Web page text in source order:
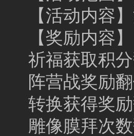
【活动内容
【奖励内容】
祈福获取积
阵营战奖励
转换获得奖
雕像膜拜次